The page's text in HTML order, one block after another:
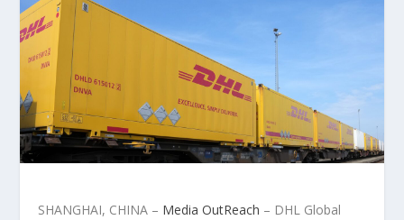
SHANGHAI, CHINA – Media OutReach – DHL Global